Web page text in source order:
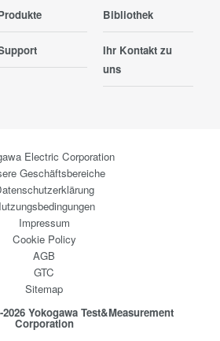
Bibliothek
Ihr Kontakt zu
uns
Electric Corporation
Geschäftsbereiche
Impressum
Cookie Policy
AGB
GTC
Sitemap
Yokogawa Test&Measurement
Corporation